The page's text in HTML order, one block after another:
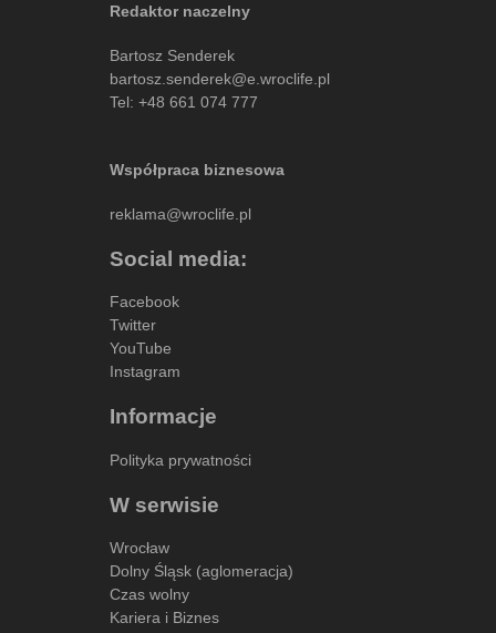
Redaktor naczelny
Bartosz Senderek
bartosz.senderek@e.wroclife.pl
Tel: +48 661 074 777
Współpraca biznesowa
reklama@wroclife.pl
Social media:
Facebook
Twitter
YouTube
Instagram
Informacje
Polityka prywatności
W serwisie
Wrocław
Dolny Śląsk (aglomeracja)
Czas wolny
Kariera i Biznes